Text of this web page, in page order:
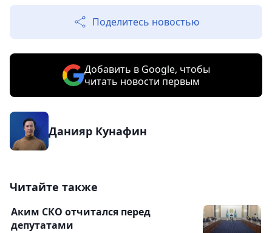
Поделитесь новостью
Добавить в Google, чтобы
читать новости первым
Данияр Кунафин
Читайте также
Аким СКО отчитался перед
депутатами